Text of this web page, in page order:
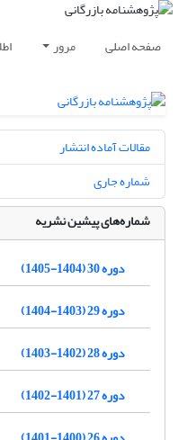
صفحه اصلی مرور
مقالات آماده انتشار
شماره جاری
شماره‌های پیشین نشریه
دوره 30 (1404-1405)
دوره 29 (1403-1404)
دوره 28 (1402-1403)
دوره 27 (1401-1402)